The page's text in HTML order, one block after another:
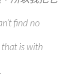
find no
is with